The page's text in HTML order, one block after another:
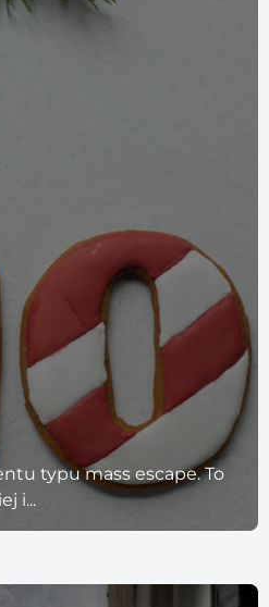
typu mass escape. To
i...